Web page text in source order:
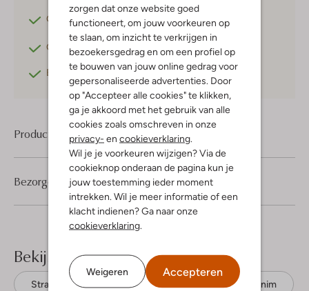
zorgen dat onze website goed
functioneert, om jouw voorkeuren op
te slaan, om inzicht te verkrijgen in
bezoekersgedrag en om een profiel op
te bouwen van jouw online gedrag voor
gepersonaliseerde advertenties. Door
op "Accepteer alle cookies" te klikken,
ga je akkoord met het gebruik van alle
cookies zoals omschreven in onze
privacy- en cookieverklaring.
Wil je je voorkeuren wijzigen? Via de
cookieknop onderaan de pagina kun je
jouw toestemming ieder moment
intrekken. Wil je meer informatie of een
klacht indienen? Ga naar onze
cookieverklaring.
Weigeren Accepteren
Gratis verzending vanaf €75,-
Gratis retourneren binnen 30 dagen*
Betaal achteraf met Klarna
Product informatie
Bezorgen & retourneren
Bekijk meer
Straight leg jeans Alix The Label Denim